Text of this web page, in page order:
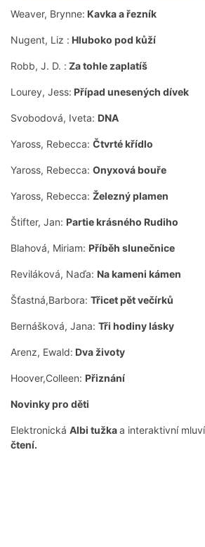
Weaver, Brynne: Kavka a řezník
Nugent, Liz : Hluboko pod kůží
Robb, J. D. : Za tohle zaplatíš
Lourey, Jess: Případ unesených dívek
Svobodová, Iveta: DNA
Yaross, Rebecca: Čtvrté křídlo
Yaross, Rebecca: Onyxová bouře
Yaross, Rebecca: Železný plamen
Štifter, Jan: Partie krásného Rudiho
Blahová, Miriam: Příběh slunečnice
Reviláková, Naďa: Na kameni kámen
Šťastná,Barbora: Třicet pět večírků
Bernášková, Jana: Tři hodiny lásky
Arenz, Ewald: Dva životy
Hoover,Colleen: Přiznání
Novinky pro děti
Elektronická Albi tužkaa interaktivní
čtení.